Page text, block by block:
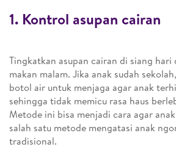
1. Kontrol asupan cairan
Tingkatkan asupan cairan di siang hari
makan malam. Jika anak sudah
botol air untuk menjaga agar anak
sehingga tidak memicu rasa haus
Metode ini bisa menjadi cara agar
salah satu metode mengatasi anak
tradisional.